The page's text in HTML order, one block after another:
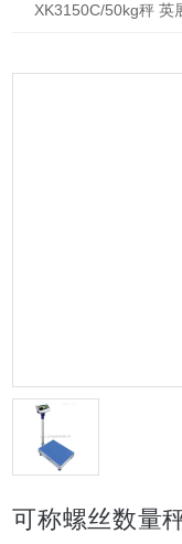
XK3150C/50kg秤 英
可称螺丝数量